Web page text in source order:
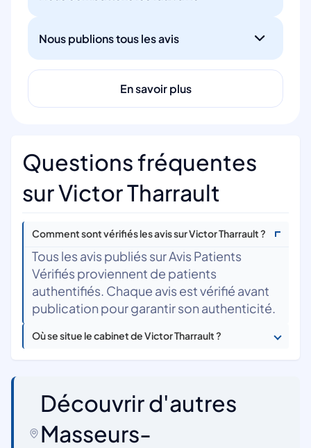
Nous publions tous les avis
En savoir plus
Questions fréquentes
sur Victor Tharrault
Comment sont vérifiés les avis sur Victor Tharrault ?
Tous les avis publiés sur Avis Patients
Vérifiés proviennent de patients
authentifiés. Chaque avis est vérifié avant
publication pour garantir son authenticité.
Où se situe le cabinet de Victor Tharrault ?
Découvrir d'autres
Masseurs-